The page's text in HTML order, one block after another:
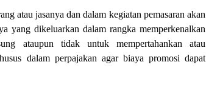
atau jasanya dan dalam kegiatan pemasaran akan
yang dikeluarkan dalam rangka memperkenalkan
ataupun tidak untuk mempertahankan atau
dalam perpajakan agar biaya promosi dapat